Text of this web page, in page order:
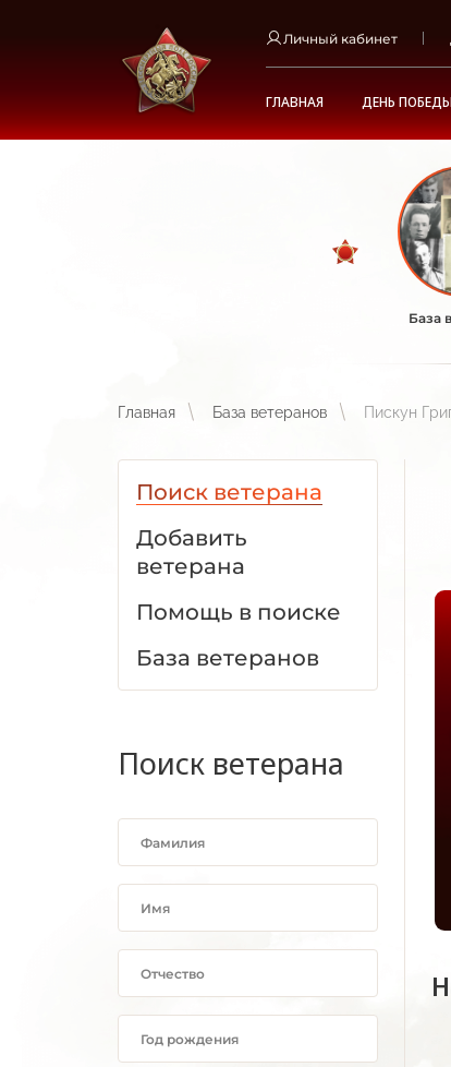
Личный кабинет
ГЛАВНАЯ ДЕНЬ
База
Главная База ветеранов Пискун
Поиск ветерана
Добавить
ветерана
Помощь в поиске
База ветеранов
Поиск ветерана